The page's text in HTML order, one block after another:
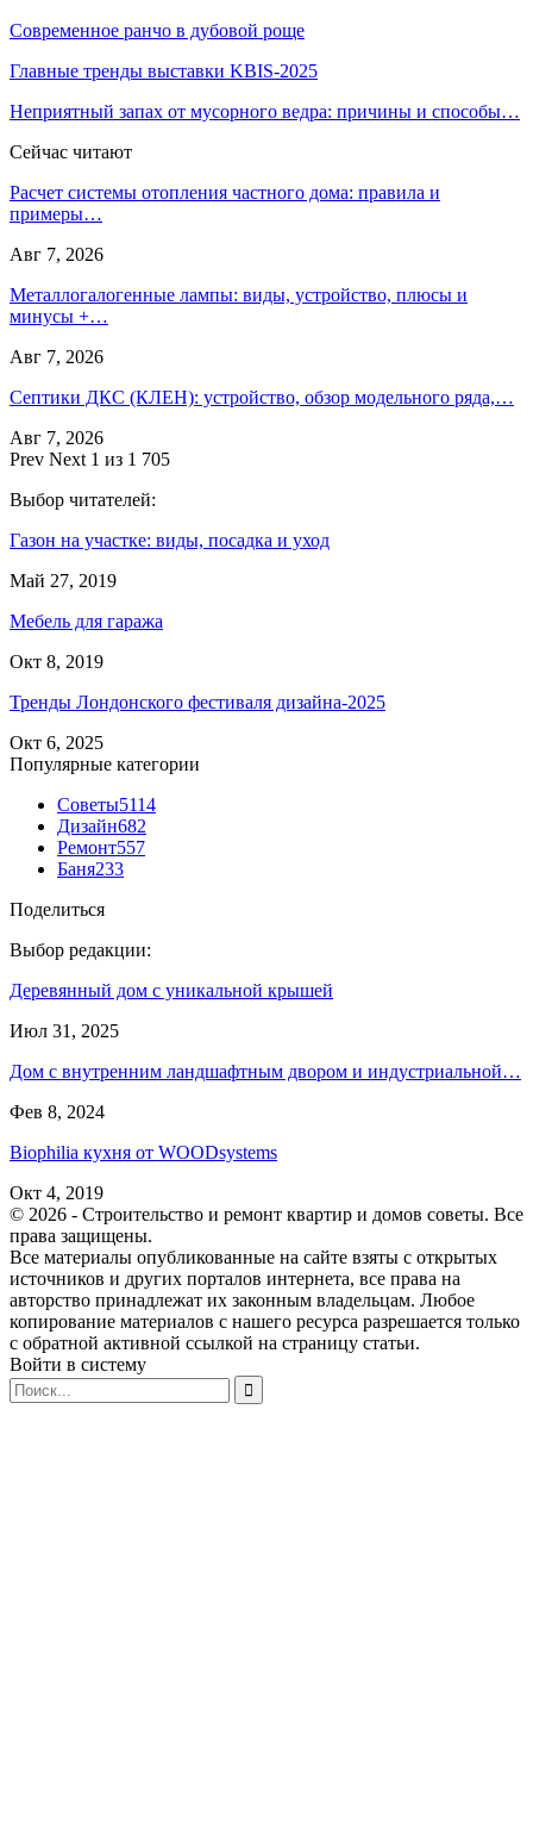
Современное ранчо в дубовой роще
Главные тренды выставки KBIS-2025
Неприятный запах от мусорного ведра: причины и способы…
Сейчас читают
Расчет системы отопления частного дома: правила и
примеры…
Авг 7, 2026
Металлогалогенные лампы: виды, устройство, плюсы и
минусы +…
Авг 7, 2026
Септики ДКС (КЛЕН): устройство, обзор модельного ряда,…
Авг 7, 2026
Prev Next 1 из 1 705
Выбор читателей:
Газон на участке: виды, посадка и уход
Май 27, 2019
Мебель для гаража
Окт 8, 2019
Тренды Лондонского фестиваля дизайна-2025
Окт 6, 2025
Популярные категории
Советы5114
Дизайн682
Ремонт557
Баня233
Поделиться
Выбор редакции:
Деревянный дом с уникальной крышей
Июл 31, 2025
Дом с внутренним ландшафтным двором и индустриальной…
Фев 8, 2024
Biophilia кухня от WOODsystems
Окт 4, 2019
© 2026 - Строительство и ремонт квартир и домов советы. Все
права защищены.
Все материалы опубликованные на сайте взяты с открытых
источников и других порталов интернета, все права на
авторство принадлежат их законным владельцам. Любое
копирование материалов с нашего ресурса разрешается только
с обратной активной ссылкой на страницу статьи.
Войти в систему